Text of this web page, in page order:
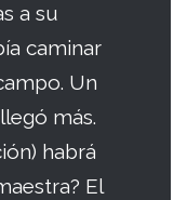
a su
caminar
Un
más.
habrá
El